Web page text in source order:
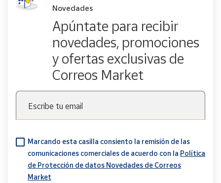
Novedades
Apúntate para recibir
novedades, promociones
y ofertas exclusivas de
Correos Market
Escribe tu email
Marcando esta casilla consiento la remisión de las
comunicaciones comerciales de acuerdo con la Política
de Protección de datos Novedades de Correos
Market